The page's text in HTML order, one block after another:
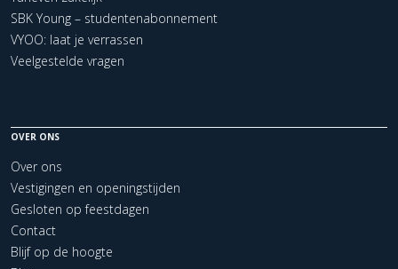
SBK Young – studentenabonnement
VYOO: laat je verrassen
Veelgestelde vragen
OVER ONS
Over ons
Vestigingen en openingstijden
Gesloten op feestdagen
Contact
Blijf op de hoogte